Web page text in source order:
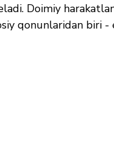
Doimiy
qonunlaridan biri -